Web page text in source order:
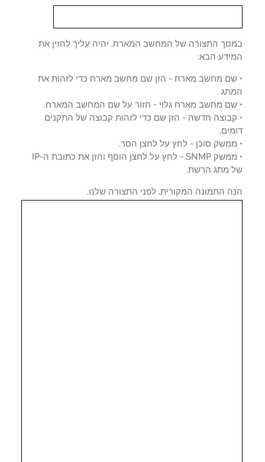
התצורה של המחשב המארח, יהיה עליך להזין את
הבא:
מחשב מארח - הזן שם מחשב מארח כדי לזהות את
מחשב מארח גלוי - חזור על שם המחשב המארח.
חדשה - הזן שם כדי לזהות קבוצה של התקנים
סוכן - לחץ על לחצן הסר.
• ממשק SNMP - לחץ על לחצן הוסף והזן את כתובת ה-IP
מתג הרשת.
התמונה המקורית, לפני התצורה שלנו.